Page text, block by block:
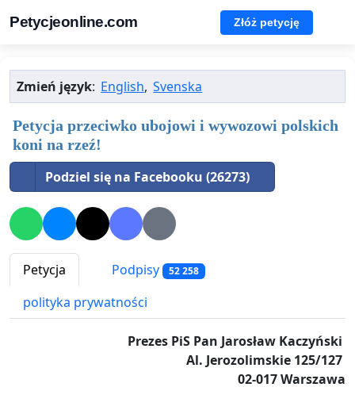
Petycjeonline.com Złóż petycję
Zmień język: English, Svenska
Petycja przeciwko ubojowi i wywozowi polskich
koni na rzeź!
Podziel się na Facebooku (26273)
Petycja Podpisy 52 258
polityka prywatności
Prezes PiS Pan Jarosław Kaczyński
Al. Jerozolimskie 125/127
02-017 Warszawa